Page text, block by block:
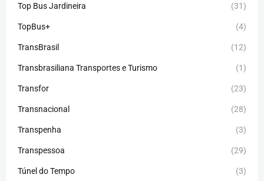
Top Bus Jardineira (31)
TopBus+ (4)
TransBrasil (12)
Transbrasiliana Transportes e Turismo (1)
Transfor (23)
Transnacional (28)
Transpenha (3)
Transpessoa (29)
Túnel do Tempo (3)